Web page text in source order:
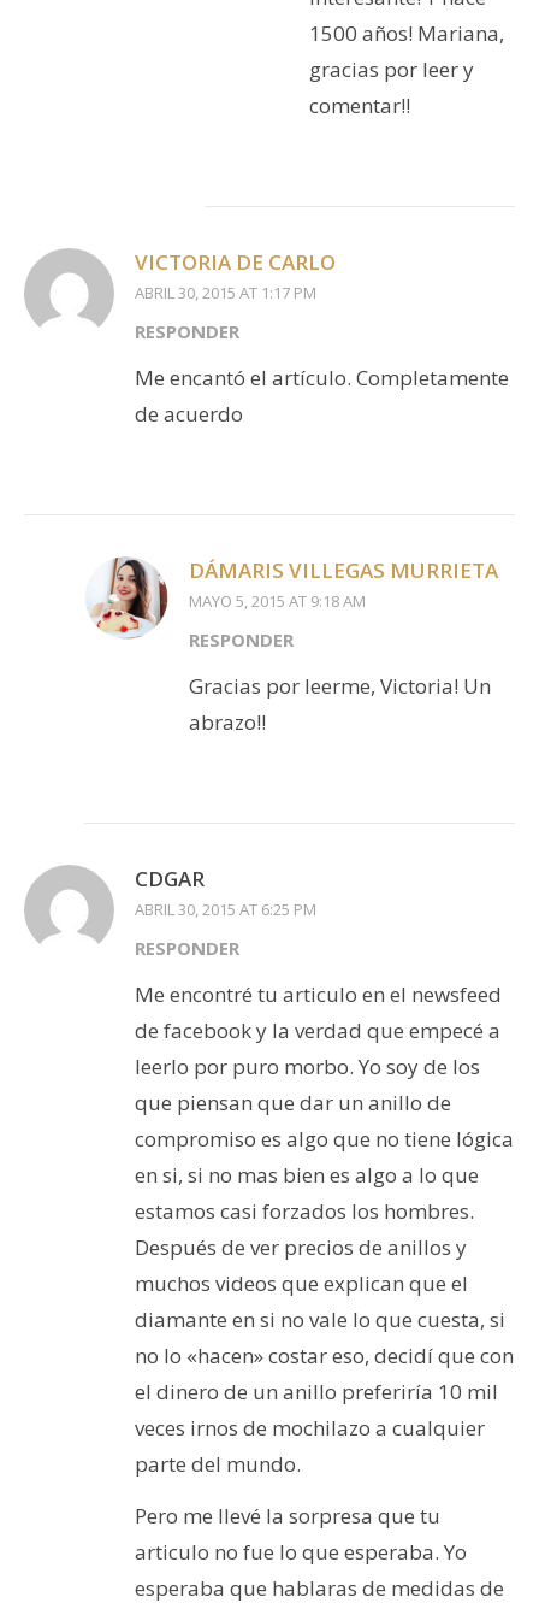
1500 años! Mariana,
gracias por leer y
comentar!!
VICTORIA DE CARLO
ABRIL 30, 2015 AT 1:17 PM
RESPONDER
Me encantó el artículo. Completamente
de acuerdo
DÁMARIS VILLEGAS MURRIETA
MAYO 5, 2015 AT 9:18 AM
RESPONDER
Gracias por leerme, Victoria! Un
abrazo!!
CDGAR
ABRIL 30, 2015 AT 6:25 PM
RESPONDER
Me encontré tu articulo en el newsfeed
de facebook y la verdad que empecé a
leerlo por puro morbo. Yo soy de los
que piensan que dar un anillo de
compromiso es algo que no tiene lógica
en si, si no mas bien es algo a lo que
estamos casi forzados los hombres.
Después de ver precios de anillos y
muchos videos que explican que el
diamante en si no vale lo que cuesta, si
no lo «hacen» costar eso, decidí que con
el dinero de un anillo preferiría 10 mil
veces irnos de mochilazo a cualquier
parte del mundo.
Pero me llevé la sorpresa que tu
articulo no fue lo que esperaba. Yo
esperaba que hablaras de medidas de